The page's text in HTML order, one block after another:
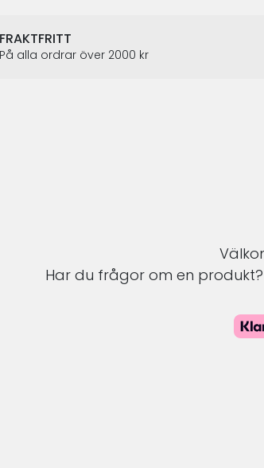
FRAKTFRITT
På alla ordrar över 2000 kr
Har du frågor om en